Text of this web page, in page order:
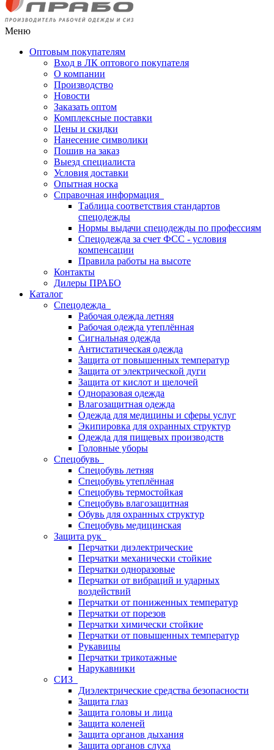
Меню
Оптовым покупателям
Вход в ЛК оптового покупателя
О компании
Производство
Новости
Заказать оптом
Комплексные поставки
Цены и скидки
Нанесение символики
Пошив на заказ
Выезд специалиста
Условия доставки
Опытная носка
Справочная информация
Таблица соответствия стандартов
спецодежды
Нормы выдачи спецодежды по профессиям
Спецодежда за счет ФСС - условия
компенсации
Правила работы на высоте
Контакты
Дилеры ПРАБО
Каталог
Спецодежда
Рабочая одежда летняя
Рабочая одежда утеплённая
Сигнальная одежда
Антистатическая одежда
Защита от повышенных температур
Защита от электрической дуги
Защита от кислот и щелочей
Одноразовая одежда
Влагозащитная одежда
Одежда для медицины и сферы услуг
Экипировка для охранных структур
Одежда для пищевых производств
Головные уборы
Спецобувь
Спецобувь летняя
Спецобувь утеплённая
Спецобувь термостойкая
Спецобувь влагозащитная
Обувь для охранных структур
Спецобувь медицинская
Защита рук
Перчатки диэлектрические
Перчатки механически стойкие
Перчатки одноразовые
Перчатки от вибраций и ударных
воздействий
Перчатки от пониженных температур
Перчатки от порезов
Перчатки химически стойкие
Перчатки от повышенных температур
Рукавицы
Перчатки трикотажные
Нарукавники
СИЗ
Диэлектрические средства безопасности
Защита глаз
Защита головы и лица
Защита коленей
Защита органов дыхания
Защита органов слуха